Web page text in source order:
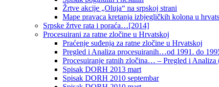
Žrtve akcije „Oluja“ na srpskoj strani
Mape pravaca kretanja izbjegličkih kolona u
Srpske žrtve rata i poraća…[2014]
Procesuirani za ratne zločine u Hrvatskoj
Praćenje suđenja za ratne zločine u Hrvatskoj
Pregled i Analiza procesuiranih…od 1991. do
Procesuiranje ratnih zločina… – Pregled i Analiza
Spisak DORH 2013 mart
Spisak DORH 2010 septembar